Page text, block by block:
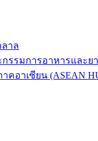
าล
รรมการอาหารและยา
อาเซียน (ASEAN